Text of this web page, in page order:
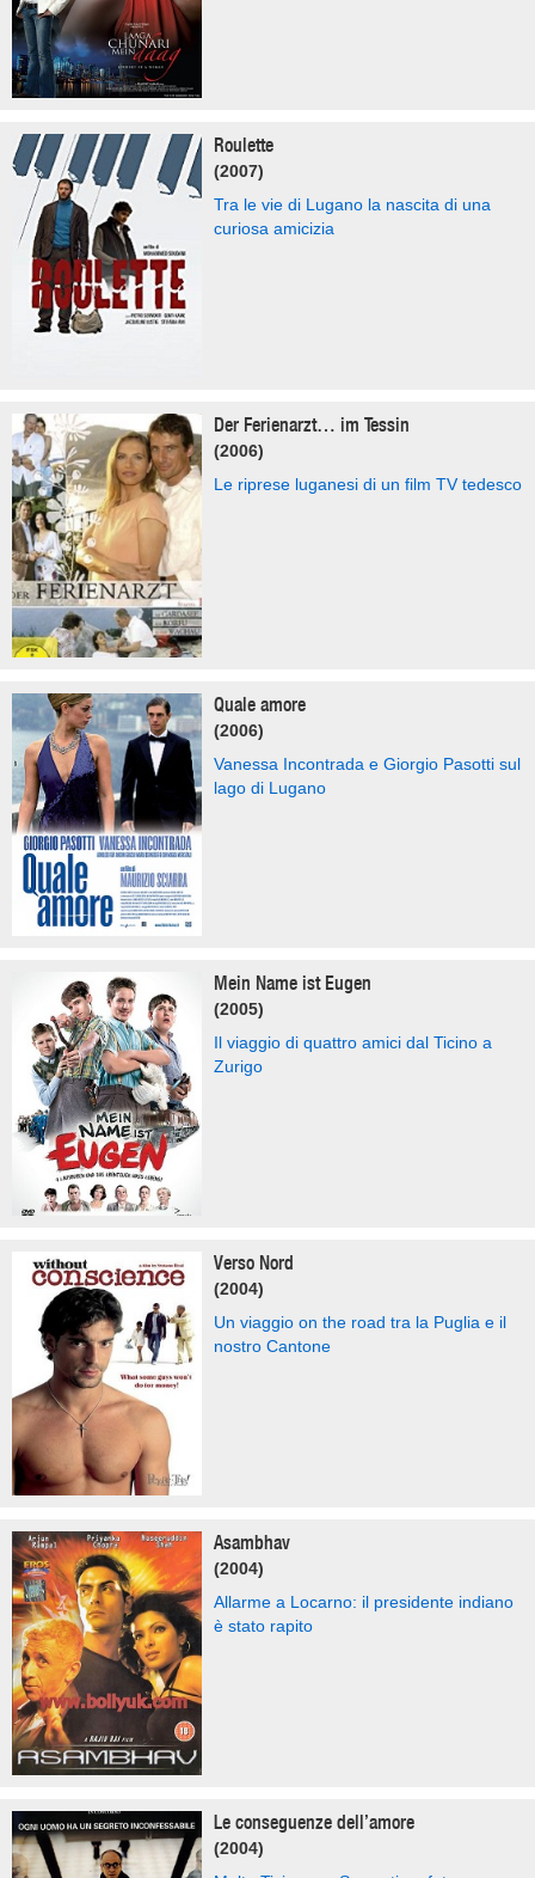
Roulette
(2007)
Tra le vie di Lugano la nascita di una
curiosa amicizia
Der Ferienarzt… im Tessin
(2006)
Le riprese luganesi di un film TV tedesco
Quale amore
(2006)
Vanessa Incontrada e Giorgio Pasotti sul
lago di Lugano
Mein Name ist Eugen
(2005)
Il viaggio di quattro amici dal Ticino a
Zurigo
Verso Nord
(2004)
Un viaggio on the road tra la Puglia e il
nostro Cantone
Asambhav
(2004)
Allarme a Locarno: il presidente indiano
è stato rapito
Le conseguenze dell’amore
(2004)